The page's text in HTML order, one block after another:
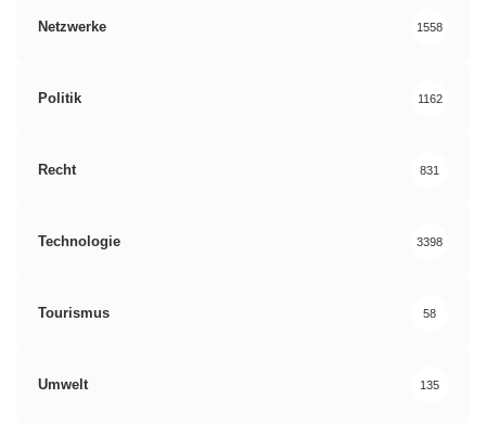
Netzwerke 1558
Politik 1162
Recht 831
Technologie 3398
Tourismus 58
Umwelt 135